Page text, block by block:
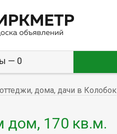
— 0
дома, дачи в Колобок
дом, 170 кв.м.